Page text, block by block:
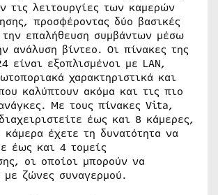
τις λειτουργίες των καμερών
προσφέροντας δύο βασικές
την επαλήθευση συμβάντων μέσω
ανάλυση βίντεο. Οι πίνακες της
είναι εξοπλισμένοι με LAN,
χαρακτηριστικά και
καλύπτουν ακόμα και τις πιο
Με τους πίνακες Vita,
έως και 8 κάμερες,
έχετε τη δυνατότητα να
έως και 4 τομείς
οι οποίοι μπορούν να
με ζώνες συναγερμού.